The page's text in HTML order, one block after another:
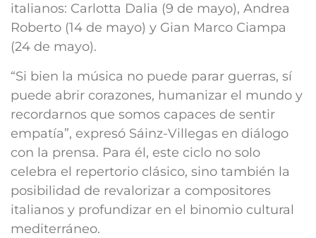
italianos: Carlotta Dalia (9 de mayo), Andrea
Roberto (14 de mayo) y Gian Marco Ciampa
(24 de mayo).
“Si bien la música no puede parar guerras, sí
puede abrir corazones, humanizar el mundo y
recordarnos que somos capaces de sentir
empatía”, expresó Sáinz-Villegas en diálogo
con la prensa. Para él, este ciclo no solo
celebra el repertorio clásico, sino también la
posibilidad de revalorizar a compositores
italianos y profundizar en el binomio cultural
mediterráneo.